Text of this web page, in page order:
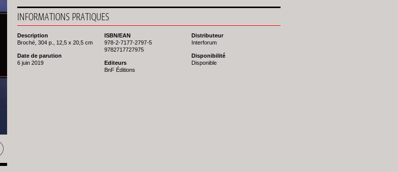
INFORMATIONS PRATIQUES
Description
Broché, 304 p., 12,5 x 20,5 cm
Date de parution
6 juin 2019
ISBN/EAN
978-2-7177-2797-5
9782717727975
Editeurs
BnF Éditions
Distributeur
Interforum
Disponibilité
Disponible